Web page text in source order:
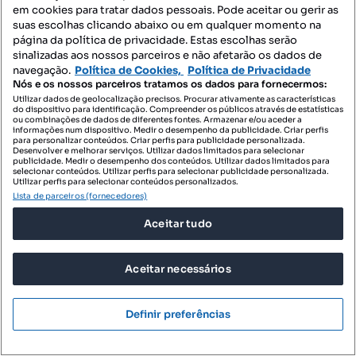
85 000 €772,73 €/m²
Trespasse Restaurante Bar e Petisqueira- QUINTA
DO CONDE
Rua Esperança, Quinta do Conde, Sesimbra, Setúbal
Preço por metro quadrado
Century 21 P. M. Paiva & Associados
em cookies para tratar dados pessoais. Pode aceitar ou gerir as
suas escolhas clicando abaixo ou em qualquer momento na
página da política de privacidade. Estas escolhas serão
sinalizadas aos nossos parceiros e não afetarão os dados de
navegação. Política de Cookies, Política de Privacidade
Nós e os nossos parceiros tratamos os dados para fornecermos:
Utilizar dados de geolocalização precisos. Procurar ativamente as características
do dispositivo para identificação. Compreender os públicos através de estatísticas
ou combinações de dados de diferentes fontes. Armazenar e/ou aceder a
informações num dispositivo. Medir o desempenho da publicidade. Criar perfis
para personalizar conteúdos. Criar perfis para publicidade personalizada.
Desenvolver e melhorar serviços. Utilizar dados limitados para selecionar
publicidade. Medir o desempenho dos conteúdos. Utilizar dados limitados para
selecionar conteúdos. Utilizar perfis para selecionar publicidade personalizada.
Utilizar perfis para selecionar conteúdos personalizados.
Lista de parceiros (fornecedores)
Aceitar tudo
Aceitar necessários
Definir preferências